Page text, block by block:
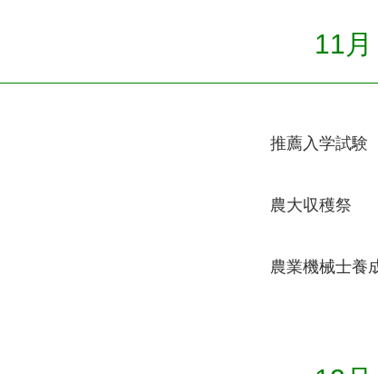
11月
推薦入学試験
農大収穫祭
農業機械士養